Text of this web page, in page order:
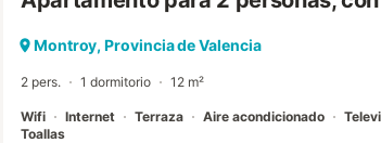
Montroy, Provincia de Valencia
2 pers. 1 dormitorio 12 m²
Wifi Internet Terraza Aire acondicionado
Toallas